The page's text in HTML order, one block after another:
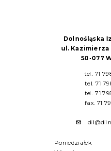
Dolnośląska
ul.
50-077
tel. 71
tel. 71
tel. 71
fax. 71
Poniedziałek